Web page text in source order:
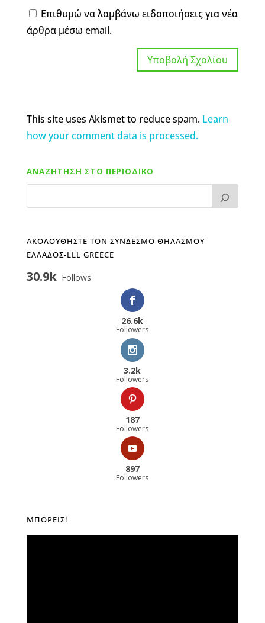
Επιθυμώ να λαμβάνω ειδοποιήσεις για νέα
άρθρα μέσω email.
This site uses Akismet to reduce spam. Learn
how your comment data is processed.
ΑΝΑΖΗΤΗΣΗ ΣΤΟ ΠΕΡΙΟΔΙΚΟ
ΑΚΟΛΟΥΘΗΣΤΕ ΤΟΝ ΣΥΝΔΕΣΜΟ ΘΗΛΑΣΜΟΥ
ΕΛΛΑΔΟΣ-LLL GREECE
30.9k Follows
26.6k
Followers
3.2k
Followers
187
Followers
897
Followers
ΜΠΟΡΕΊΣ!